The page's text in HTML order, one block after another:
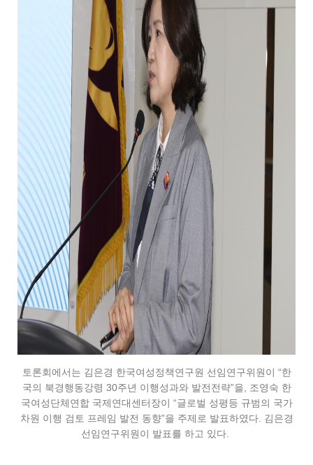
토론회에서는 김은경 한국여성정책연구원 선임연구위원이 “한
국의 북경행동강령 30주년 이행성과와 발전전략”을, 조영숙 한
국여성단체연합 국제연대센터장이 “글로벌 성평등 규범의 국가
차원 이행 검토 프레임 발전 동향”을 주제로 발표하였다. 김은경
선임연구위원이 발표를 하고 있다.